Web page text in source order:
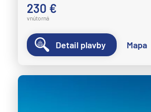
230 €
vnútorná
Detail plavby Mapa